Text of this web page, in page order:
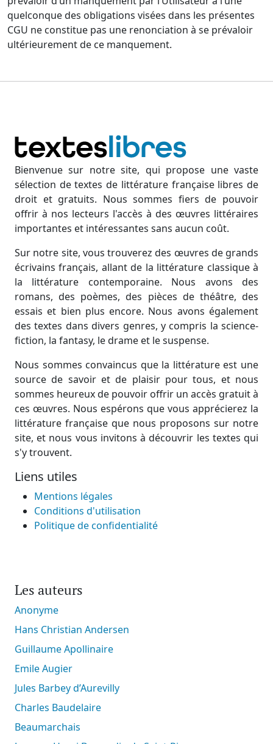
quelconque des obligations visées dans les présentes
CGU ne constitue pas une renonciation à se prévaloir
ultérieurement de ce manquement.
Bienvenue sur notre site, qui propose une vaste
sélection de textes de littérature française libres de
droit et gratuits. Nous sommes fiers de pouvoir
offrir à nos lecteurs l'accès à des œuvres littéraires
importantes et intéressantes sans aucun coût.
Sur notre site, vous trouverez des œuvres de grands
écrivains français, allant de la littérature classique à
la littérature contemporaine. Nous avons des
romans, des poèmes, des pièces de théâtre, des
essais et bien plus encore. Nous avons également
des textes dans divers genres, y compris la science-
fiction, la fantasy, le drame et le suspense.
Nous sommes convaincus que la littérature est une
source de savoir et de plaisir pour tous, et nous
sommes heureux de pouvoir offrir un accès gratuit à
ces œuvres. Nous espérons que vous apprécierez la
littérature française que nous proposons sur notre
site, et nous vous invitons à découvrir les textes qui
s'y trouvent.
Liens utiles
Mentions légales
Conditions d'utilisation
Politique de confidentialité
Les auteurs
Anonyme
Hans Christian Andersen
Guillaume Apollinaire
Emile Augier
Jules Barbey d’Aurevilly
Charles Baudelaire
Beaumarchais